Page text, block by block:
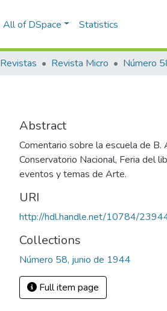
All of DSpace Statistics
Revistas Revista Micro Número
Abstract
Comentario sobre la escuela de
Conservatorio Nacional, Feria del
eventos y temas de Arte.
URI
http://hdl.handle.net/10784/
Collections
Número 58, junio de 1944
Full item page